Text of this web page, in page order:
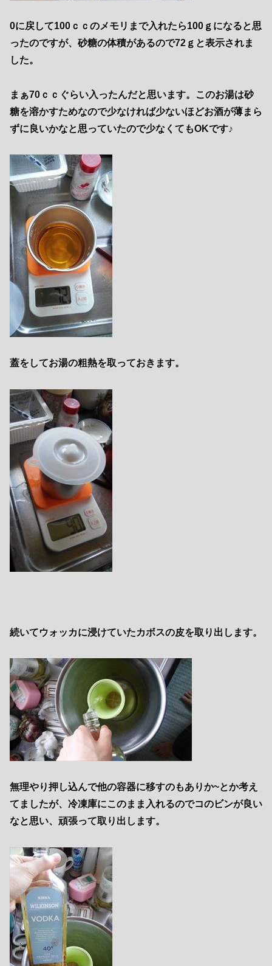
0に戻して100ｃｃのメモリまで入れたら100ｇになると思
ったのですが、砂糖の体積があるので72ｇと表示されま
した。
まぁ70ｃｃぐらい入ったんだと思います。このお湯は砂
糖を溶かすためなので少なければ少ないほどお酒が薄まら
ずに良いかなと思っていたので少なくてもOKです♪
蓋をしてお湯の粗熱を取っておきます。
続いてウォッカに浸けていたカボスの皮を取り出します。
無理やり押し込んで他の容器に移すのもありか~とか考え
てましたが、冷凍庫にこのまま入れるのでコのビンが良い
なと思い、頑張って取り出します。